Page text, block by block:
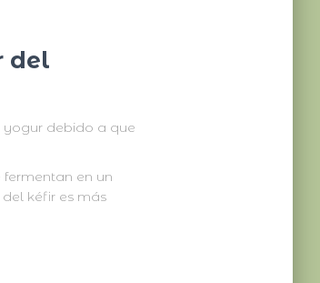
del
yogur debido a que
en un
kéfir es más